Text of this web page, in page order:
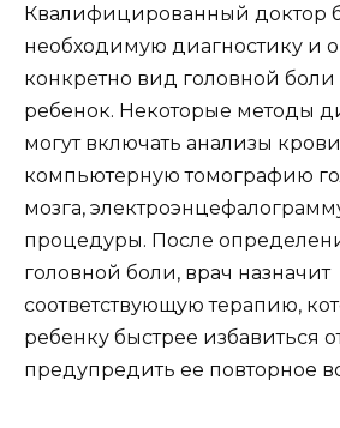
Квалифицированный доктор
необходимую диагностику и
конкретно вид головной
ребенок. Некоторые методы
могут включать анализы
компьютерную томографию
мозга,
процедуры. После
головной боли, врач назначит
соответствующую терапию,
ребенку быстрее избавиться
предупредить ее повторное